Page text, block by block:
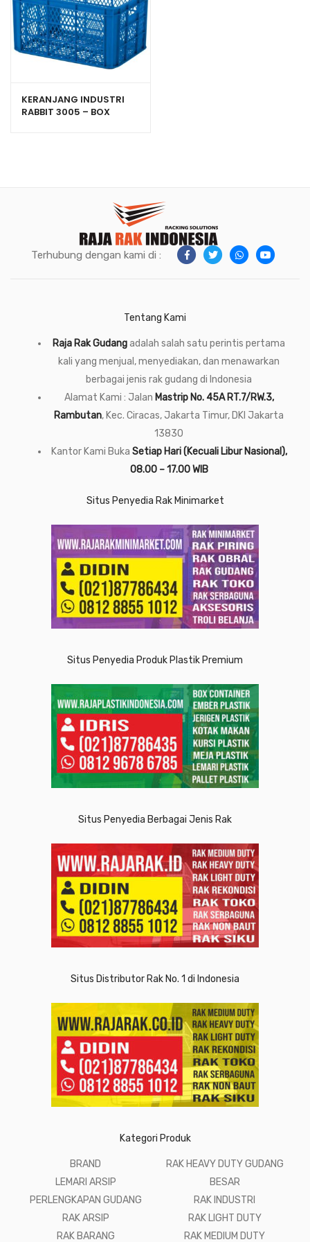
KERANJANG INDUSTRI
RABBIT 3005 – BOX
Terhubung dengan kami di :
Tentang Kami
Raja Rak Gudangadalah salah satu perintis pertama
kali yang menjual, menyediakan, dan menawarkan
berbagai jenis rak gudang di Indonesia
Alamat Kami : Jalan Mastrip No. 45A RT.7/RW.3,
Rambutan, Kec. Ciracas, Jakarta Timur, DKI Jakarta
13830
Kantor Kami Buka Setiap Hari (Kecuali Libur Nasional),
08.00 – 17.00 WIB
Situs Penyedia Rak Minimarket
Situs Penyedia Produk Plastik Premium
Situs Penyedia Berbagai Jenis Rak
Situs Distributor Rak No. 1 di Indonesia
Kategori Produk
BRAND
LEMARI ARSIP
PERLENGKAPAN GUDANG
RAK ARSIP
RAK BARANG
RAK HEAVY DUTY GUDANG
BESAR
RAK INDUSTRI
RAK LIGHT DUTY
RAK MEDIUM DUTY